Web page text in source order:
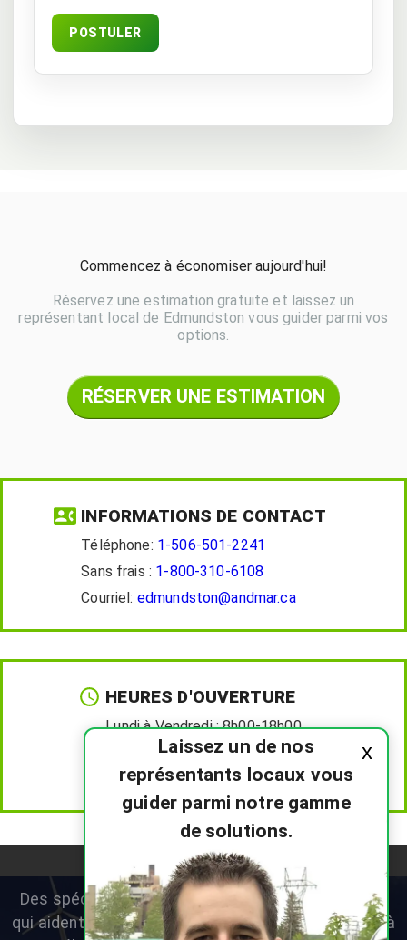
x
Laissez un de nos
représentants locaux vous
guider parmi notre gamme
de solutions.
POSTULER
Commencez à économiser aujourd'hui!
Réservez une estimation gratuite et laissez un
représentant local de Edmundston vous guider parmi vos
options.
RÉSERVER UNE ESTIMATION
INFORMATIONS DE CONTACT
Téléphone: 1-506-501-2241
Sans frais : 1-800-310-6108
Courriel: edmundston@andmar.ca
HEURES D'OUVERTURE
Lundi à Vendredi :8h00-18h00
Samedi :8h00-12h00
Dimanche :Fermé
Des spécialistes en thermopompes résidentielles
qui aident les propriétaires du Nouveau-Brunswick à